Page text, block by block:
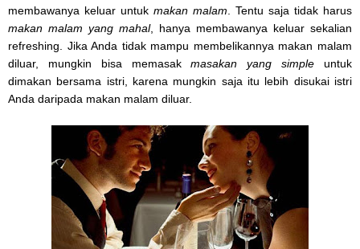
membawanya keluar untuk makan malam . Tentu saja tidak harus
makan malam yang mahal, hanya membawanya keluar sekalian
refreshing. Jika Anda tidak mampu membelikannya makan malam
diluar, mungkin bisa memasakmasakan yang simple untuk
dimakan bersama istri, karena mungkin saja itu lebih disukai istri
Anda daripada makan malam diluar.